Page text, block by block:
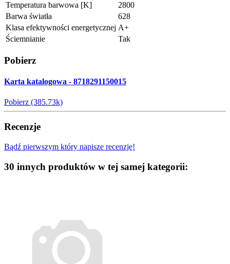
Temperatura barwowa [K]
2800
Barwa światła
628
Klasa efektywności energetycznej A+
Ściemnianie
Tak
Pobierz
Karta katalogowa - 8718291150015
Pobierz (385.73k)
Recenzje
Bądź pierwszym który napisze recenzję!
30 innych produktów w tej samej kategorii: